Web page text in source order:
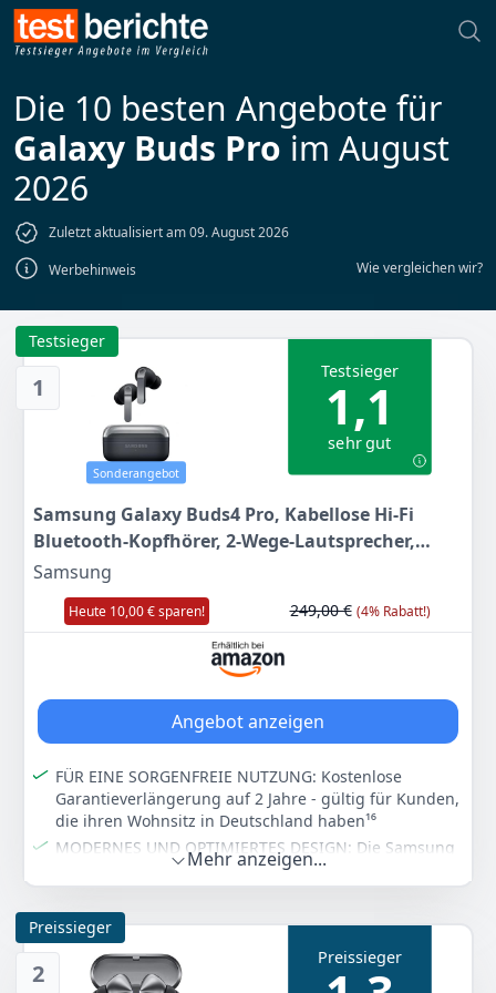
Die 10 besten Angebote für
Galaxy Buds Pro im August
2026
Zuletzt aktualisiert am 09. August 2026
Werbehinweis
Wie vergleichen wir?
1
Testsieger
Sonderangebot
Testsieger
1,1
sehr gut
Samsung Galaxy Buds4 Pro, Kabellose Hi-Fi
Bluetooth-Kopfhörer, 2-Wege-Lautsprecher,
Geräuschunterdrückung per Adaptive Noise
Cancelling, In-Ear-Ohrhörer, 360 Audio, AI Agent
mit Sprachsteuerung, Black
Samsung
Heute 10,00 € sparen! 249,00 € (4% Rabatt!)
Angebot anzeigen
FÜR EINE SORGENFREIE NUTZUNG: Kostenlose
Garantieverlängerung auf 2 Jahre - gültig für Kunden,
die ihren Wohnsitz in Deutschland haben¹⁶
MODERNES UND OPTIMIERTES DESIGN: Die Samsung
Galaxy Buds4 Pro im ikonischen Metall-Design bieten
hohen Tragekomfort. Die Seiten aus echtem Metall
definieren sowohl das Design als auch die
komfortable Bedienung der Galaxy Buds4 Pro. Die
Form sorgt für einen sicheren, natürlichen Sitz im Ohr
– von morgens bis abends.¹
Mehr anzeigen...
2
Preissieger
Preissieger